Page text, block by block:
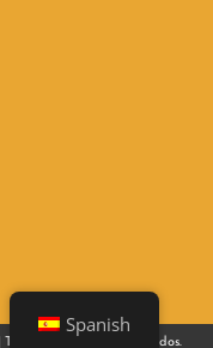
los derechos reservados.
Spanish